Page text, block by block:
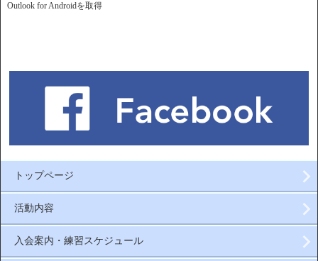
Outlook for Androidを取得
トップページ
活動内容
入会案内・練習スケジュール